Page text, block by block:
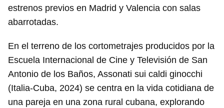
estrenos previos en Madrid y Valencia con salas
abarrotadas.
En el terreno de los cortometrajes producidos por la
Escuela Internacional de Cine y Televisión de San
Antonio de los Baños, Assonati sui caldi ginocchi
(Italia-Cuba, 2024) se centra en la vida cotidiana de
una pareja en una zona rural cubana, explorando